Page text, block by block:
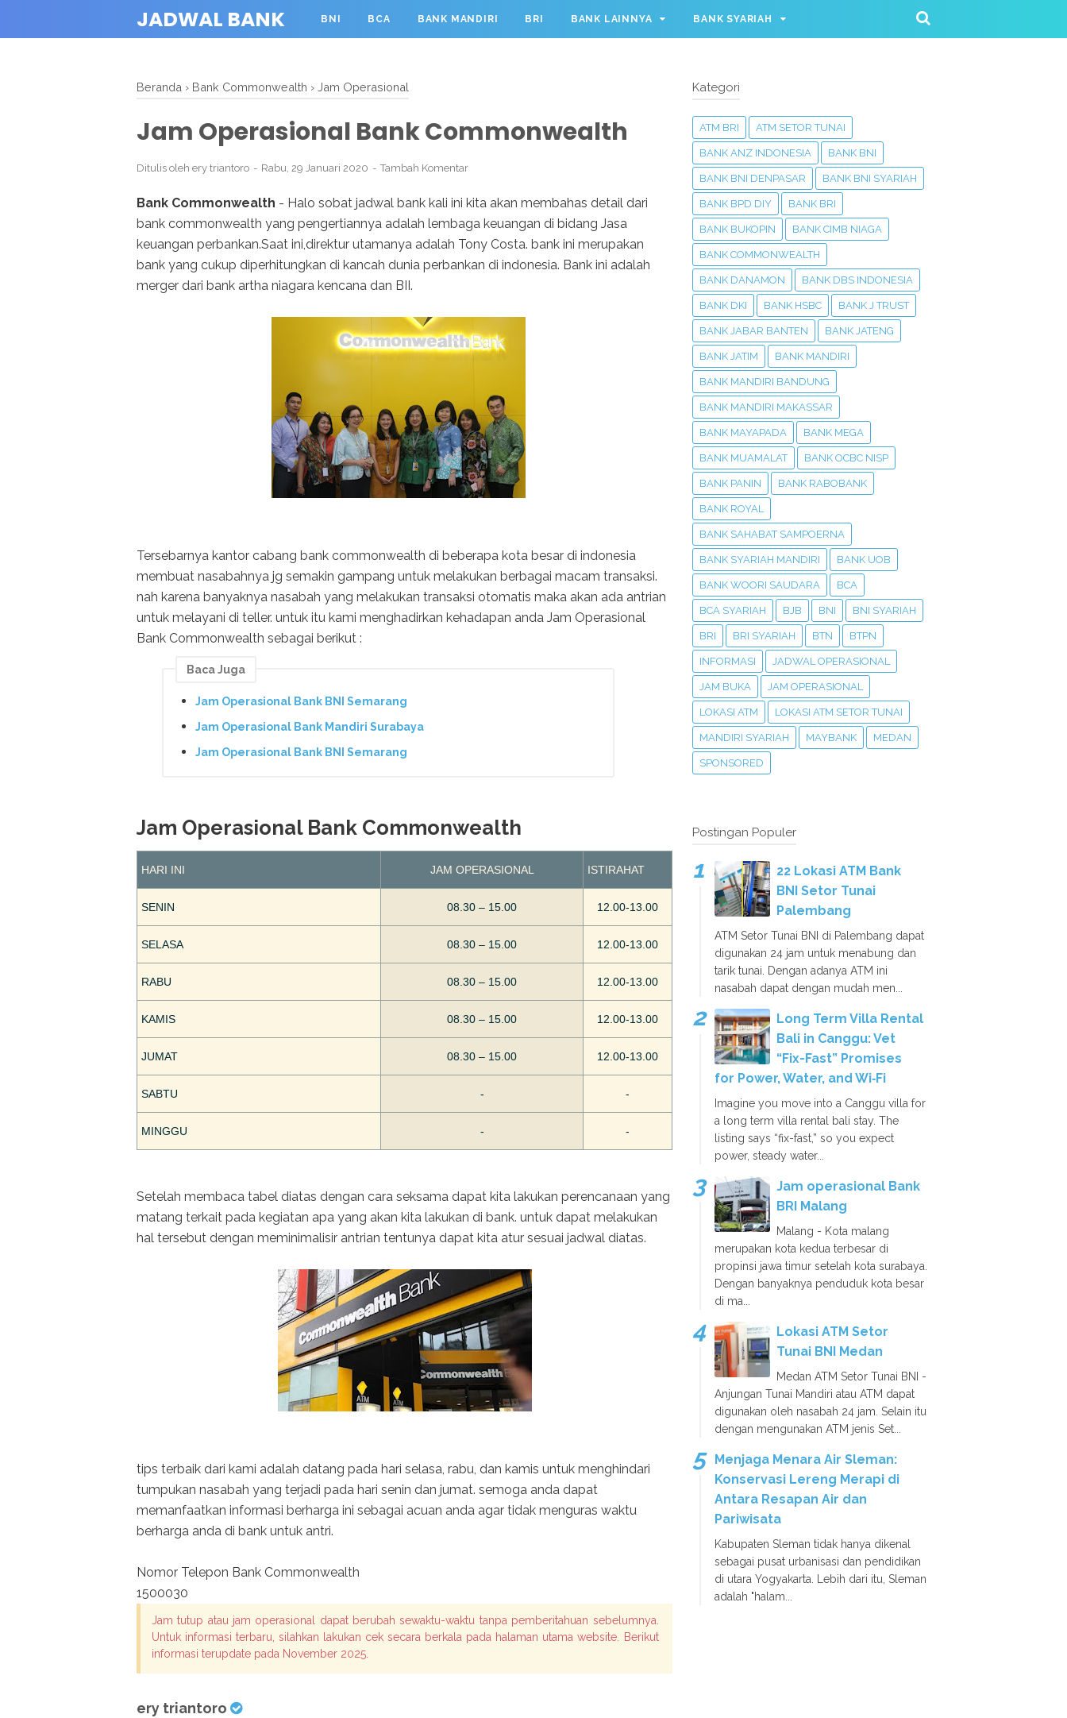
JADWAL BANK BNI BCA BANK MANDIRI BRI BANK LAINNYA BANK SYARIAH
Beranda › Bank Commonwealth › Jam Operasional
Jam Operasional Bank Commonwealth
Ditulis oleh ery triantoro Rabu, 29 Januari 2020 Tambah Komentar
Bank Commonwealth - Halo sobat jadwal bank kali ini kita akan membahas detail dari
bank commonwealth yang pengertiannya adalah lembaga keuangan di bidang Jasa
keuangan perbankan.Saat ini,direktur utamanya adalah Tony Costa. bank ini merupakan
bank yang cukup diperhitungkan di kancah dunia perbankan di indonesia. Bank ini adalah
merger dari bank artha niagara kencana dan BII.
Tersebarnya kantor cabang bank commonwealth di beberapa kota besar di indonesia
membuat nasabahnya jg semakin gampang untuk melakukan berbagai macam transaksi.
nah karena banyaknya nasabah yang melakukan transaksi otomatis maka akan ada antrian
untuk melayani di teller. untuk itu kami menghadirkan kehadapan anda Jam Operasional
Bank Commonwealth sebagai berikut :
Baca Juga
Jam Operasional Bank BNI Semarang
Jam Operasional Bank Mandiri Surabaya
Jam Operasional Bank BNI Semarang
Jam Operasional Bank Commonwealth
HARI INI JAM OPERASIONAL ISTIRAHAT
SENIN 08.30 – 15.00 12.00-13.00
SELASA 08.30 – 15.00 12.00-13.00
RABU 08.30 – 15.00 12.00-13.00
KAMIS 08.30 – 15.00 12.00-13.00
JUMAT 08.30 – 15.00 12.00-13.00
SABTU - -
MINGGU - -
Setelah membaca tabel diatas dengan cara seksama dapat kita lakukan perencanaan yang
matang terkait pada kegiatan apa yang akan kita lakukan di bank. untuk dapat melakukan
hal tersebut dengan meminimalisir antrian tentunya dapat kita atur sesuai jadwal diatas.
tips terbaik dari kami adalah datang pada hari selasa, rabu, dan kamis untuk menghindari
tumpukan nasabah yang terjadi pada hari senin dan jumat. semoga anda dapat
memanfaatkan informasi berharga ini sebagai acuan anda agar tidak menguras waktu
berharga anda di bank untuk antri.
Nomor Telepon Bank Commonwealth
1500030
Jam tutup atau jam operasional dapat berubah sewaktu-waktu tanpa pemberitahuan sebelumnya.
Untuk informasi terbaru, silahkan lakukan cek secara berkala pada halaman utama website. Berikut
informasi terupdate pada November 2025.
ery triantoro
Kategori
ATM BRI ATM SETOR TUNAI
BANK ANZ INDONESIA BANK BNI
BANK BNI DENPASAR BANK BNI SYARIAH
BANK BPD DIY BANK BRI
BANK BUKOPIN BANK CIMB NIAGA
BANK COMMONWEALTH
BANK DANAMON BANK DBS INDONESIA
BANK DKI BANK HSBC BANK J TRUST
BANK JABAR BANTEN BANK JATENG
BANK JATIM BANK MANDIRI
BANK MANDIRI BANDUNG
BANK MANDIRI MAKASSAR
BANK MAYAPADA BANK MEGA
BANK MUAMALAT BANK OCBC NISP
BANK PANIN BANK RABOBANK
BANK ROYAL
BANK SAHABAT SAMPOERNA
BANK SYARIAH MANDIRI BANK UOB
BANK WOORI SAUDARA BCA
BCA SYARIAH BJB BNI BNI SYARIAH
BRI BRI SYARIAH BTN BTPN
INFORMASI JADWAL OPERASIONAL
JAM BUKA JAM OPERASIONAL
LOKASI ATM LOKASI ATM SETOR TUNAI
MANDIRI SYARIAH MAYBANK MEDAN
SPONSORED
Postingan Populer
22 Lokasi ATM Bank
BNI Setor Tunai
Palembang
ATM Setor Tunai BNI di Palembang dapat
digunakan 24 jam untuk menabung dan
tarik tunai. Dengan adanya ATM ini
nasabah dapat dengan mudah men...
Long Term Villa Rental
Bali in Canggu: Vet
“Fix-Fast” Promises
for Power, Water, and Wi‑Fi
Imagine you move into a Canggu villa for
a long term villa rental bali stay. The
listing says “fix-fast,” so you expect
power, steady water...
Jam operasional Bank
BRI Malang
Malang - Kota malang
merupakan kota kedua terbesar di
propinsi jawa timur setelah kota surabaya.
Dengan banyaknya penduduk kota besar
di ma...
Lokasi ATM Setor
Tunai BNI Medan
Medan ATM Setor Tunai BNI -
Anjungan Tunai Mandiri atau ATM dapat
digunakan oleh nasabah 24 jam. Selain itu
dengan mengunakan ATM jenis Set...
Menjaga Menara Air Sleman:
Konservasi Lereng Merapi di
Antara Resapan Air dan
Pariwisata
Kabupaten Sleman tidak hanya dikenal
sebagai pusat urbanisasi dan pendidikan
di utara Yogyakarta. Lebih dari itu, Sleman
adalah "halam...